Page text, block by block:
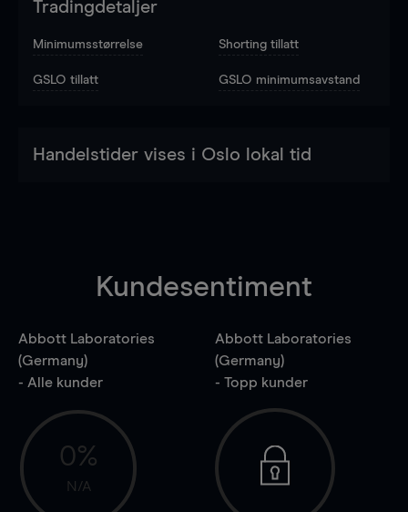
Tradingdetaljer
Minimumsstørrelse Shorting tillatt
GSLO tillatt GSLO minimumsavstand
Handelstider vises i Oslo lokal tid
Kundesentiment
Abbott Laboratories
(Germany)
- Alle kunder
0%
N/A
Abbott Laboratories
(Germany)
- Topp kunder